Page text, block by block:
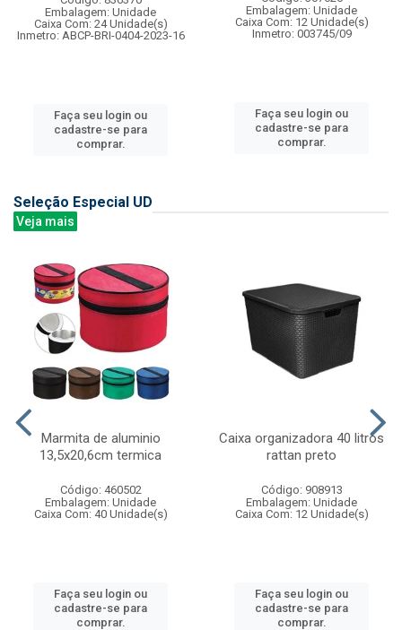
Embalagem: Unidade
Caixa Com: 24 Unidade(s)
Inmetro: ABCP-BRI-0404-2023-16
Faça seu login ou
cadastre-se para
comprar.
Embalagem: Unidade
Caixa Com: 12 Unidade(s)
Inmetro: 003745/09
Faça seu login ou
cadastre-se para
comprar.
Seleção Especial UD
Veja mais
Marmita de aluminio
13,5x20,6cm termica
Código: 460502
Embalagem: Unidade
Caixa Com: 40 Unidade(s)
Faça seu login ou
cadastre-se para
comprar.
Caixa organizadora 40 litros
rattan preto
Código: 908913
Embalagem: Unidade
Caixa Com: 12 Unidade(s)
Faça seu login ou
cadastre-se para
comprar.